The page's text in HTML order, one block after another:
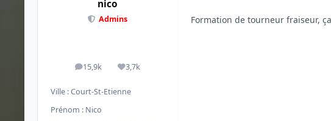
nico
Admins
15,9k
messages3,7k
Réputation
Ville :Court-St-Etienne
Prénom : Nico
Formation de tourneur fraiseur,